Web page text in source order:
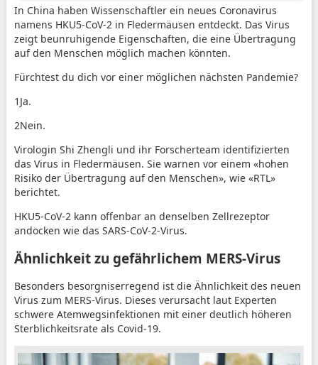
In China haben Wissenschaftler ein neues Coronavirus
namens HKU5-CoV-2 in Fledermäusen entdeckt. Das Virus
zeigt beunruhigende Eigenschaften, die eine Übertragung
auf den Menschen möglich machen könnten.
Fürchtest du dich vor einer möglichen nächsten Pandemie?
1 Ja.
2Nein.
Virologin Shi Zhengli und ihr Forscherteam identifizierten
das Virus in Fledermäusen. Sie warnen vor einem «hohen
Risiko der Übertragung auf den Menschen», wie «RTL»
berichtet.
HKU5-CoV-2 kann offenbar an denselben Zellrezeptor
andocken wie das SARS-CoV-2-Virus.
Ähnlichkeit zu gefährlichem MERS-Virus
Besonders besorgniserregend ist die Ähnlichkeit des neuen
Virus zum MERS-Virus. Dieses verursacht laut Experten
schwere Atemwegsinfektionen mit einer deutlich höheren
Sterblichkeitsrate als Covid-19.